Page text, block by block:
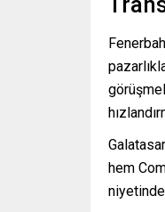
hem